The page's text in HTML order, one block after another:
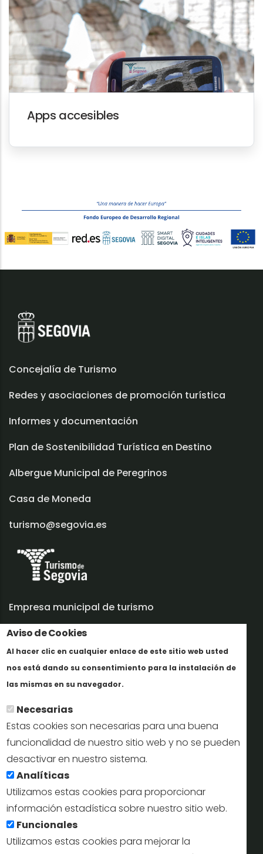
Aviso de Cookies
Al hacer clic en cualquier enlace de este sitio web usted
nos está dando su consentimiento para la instalación de
las mismas en su navegador.
Necesarias
Estas cookies son necesarias para una buena
funcionalidad de nuestro sitio web y no se pueden
desactivar en nuestro sistema.
Analíticas
Utilizamos estas cookies para proporcionar
información estadística sobre nuestro sitio web.
Funcionales
Utilizamos estas cookies para mejorar la
Apps accesibles
Concejalía de Turismo
Redes y asociaciones de promoción turística
Informes y documentación
Plan de Sostenibilidad Turística en Destino
Albergue Municipal de Peregrinos
Casa de Moneda
turismo@segovia.es
Empresa municipal de turismo
Trabaja con nosotros
Informes y documentación
Perfil del contratante
Oficinas de Turismo
reservas@turismodesegovia.com
info@turismodesegovia.com
Aviso legal |